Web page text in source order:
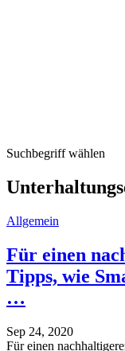
Suchbegriff wählen
Allgemein
Für einen
Tipps, wie
…
Sep 24, 2020
Für einen